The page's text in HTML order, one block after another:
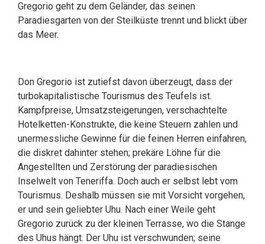
Gregorio geht zu dem Geländer, das seinen
Paradiesgarten von der Steilküste trennt und blickt über
das Meer.
Don Gregorio ist zutiefst davon überzeugt, dass der
turbokapitalistische Tourismus des Teufels ist.
Kampfpreise, Umsatzsteigerungen, verschachtelte
Hotelketten-Konstrukte, die keine Steuern zahlen und
unermessliche Gewinne für die feinen Herren einfahren,
die diskret dahinter stehen; prekäre Löhne für die
Angestellten und Zerstörung der paradiesischen
Inselwelt von Teneriffa. Doch auch er selbst lebt vom
Tourismus. Deshalb müssen sie mit Vorsicht vorgehen,
er und sein geliebter Uhu. Nach einer Weile geht
Gregorio zurück zu der kleinen Terrasse, wo die Stange
des Uhus hängt. Der Uhu ist verschwunden; seine